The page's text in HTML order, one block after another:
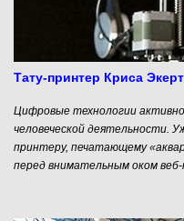
уверенностью ответить — с
попробуем понять, кто же
качествами и ресурсами он
попытаться добиться успеха.
Тату-принтер Криса
Цифровые технологии
человеческой деятельности.
принтеру, печатающему
перед внимательным оком